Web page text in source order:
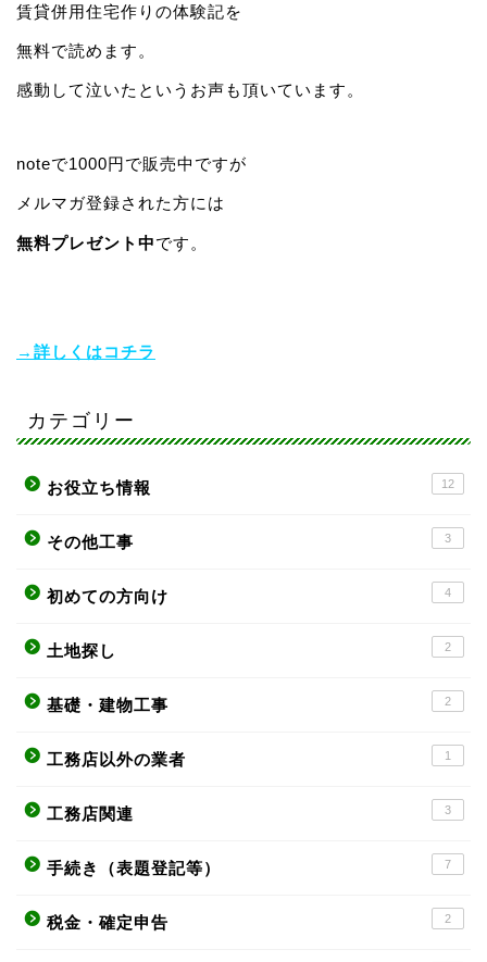
賃貸併用住宅作りの体験記を
無料で読めます。
感動して泣いたというお声も頂いています。
noteで1000円で販売中ですが
メルマガ登録された方には
無料プレゼント中です。
→詳しくはコチラ
カテゴリー
お役立ち情報 12
その他工事 3
初めての方向け 4
土地探し 2
基礎・建物工事 2
工務店以外の業者 1
工務店関連 3
手続き（表題登記等） 7
税金・確定申告 2